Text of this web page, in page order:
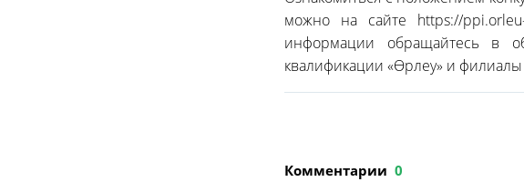
можно на сайте https://
информации обращайтесь в
квалификации «Өрлеу» и
Комментарии 0